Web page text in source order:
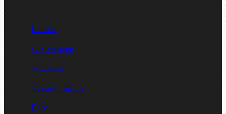
Главная
О компании
Доставка
Условия работы
Блог